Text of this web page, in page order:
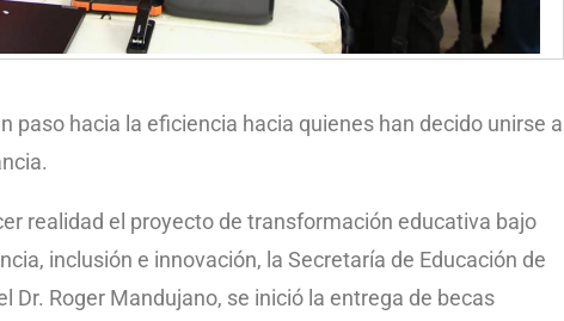
paso hacia la eficiencia hacia quienes han decido unirse a
realidad el proyecto de transformación educativa bajo
inclusión e innovación, la Secretaría de Educación de
Dr. Roger Mandujano, se inició la entrega de becas